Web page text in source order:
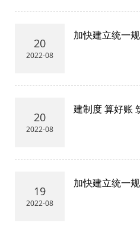
20
2022-08
加快建立统一
20
2022-08
建制度 算好账
19
2022-08
加快建立统一